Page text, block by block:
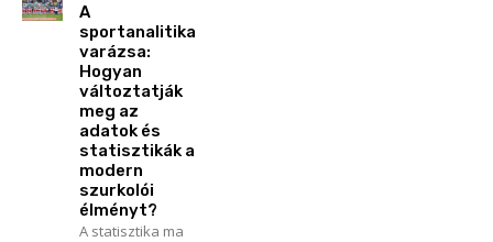
A
sportanalitika
varázsa:
Hogyan
változtatják
meg az
adatok és
statisztikák a
modern
szurkolói
élményt?
A statisztika ma